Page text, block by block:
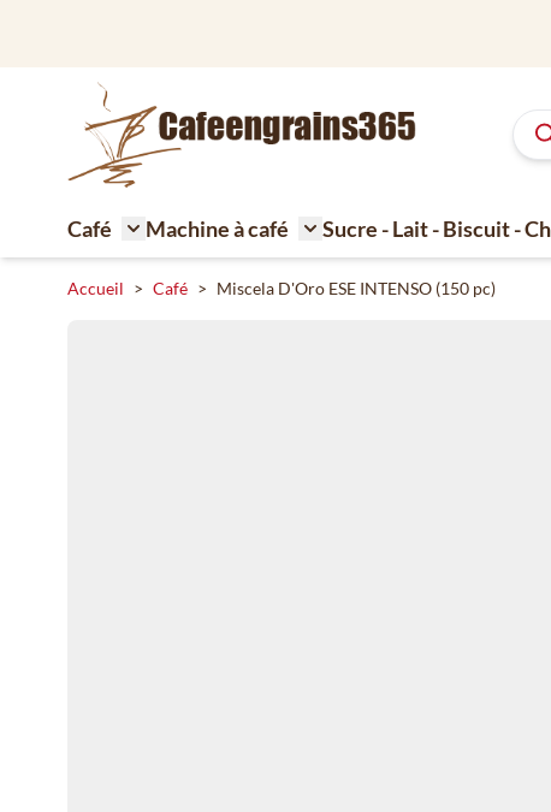
Café
Toggle submenu for Café
Machine à café
Toggle submenu for
Sucre - Lait - Biscuit -
Accueil > Café > Miscela D'Oro ESE INTENSO (150 pc)